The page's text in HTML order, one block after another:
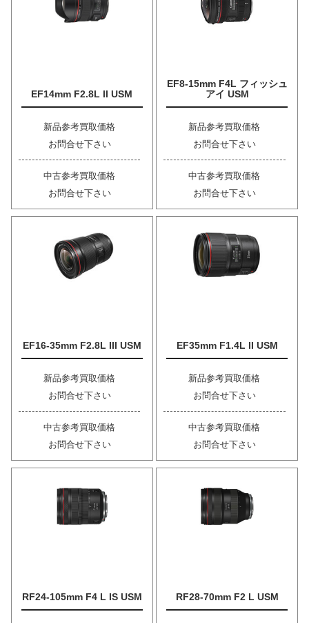
EF14mm F2.8L II USM
新品参考買取価格
お問合せ下さい
中古参考買取価格
お問合せ下さい
EF8-15mm F4L フィッシュ
アイ USM
新品参考買取価格
お問合せ下さい
中古参考買取価格
お問合せ下さい
EF16-35mm F2.8L III USM
新品参考買取価格
お問合せ下さい
中古参考買取価格
お問合せ下さい
EF35mm F1.4L II USM
新品参考買取価格
お問合せ下さい
中古参考買取価格
お問合せ下さい
RF24-105mm F4 L IS USM RF28-70mm F2 L USM